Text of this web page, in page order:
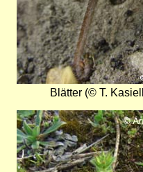
Blätter (© T.
Bild